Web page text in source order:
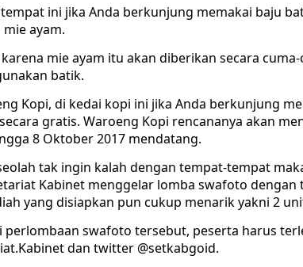
tempat ini jika Anda berkunjung memakai baju
ayam.
mie ayam itu akan diberikan secara
batik.
Kopi, di kedai kopi ini jika Anda berkunjung
gratis. Waroeng Kopi rencananya akan
8 Oktober 2017 mendatang.
tak ingin kalah dengan tempat-tempat
Kabinet menggelar lomba swafoto dengan
yang disiapkan pun cukup menarik yakni 2
perlombaan swafoto tersebut, peserta harus
dan twitter @setkabgoid.